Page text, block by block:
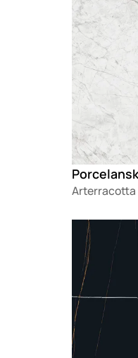
Arterracotta
Loading